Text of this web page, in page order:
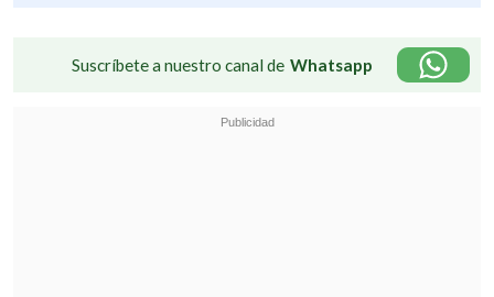
Suscríbete a nuestro canal de Whatsapp